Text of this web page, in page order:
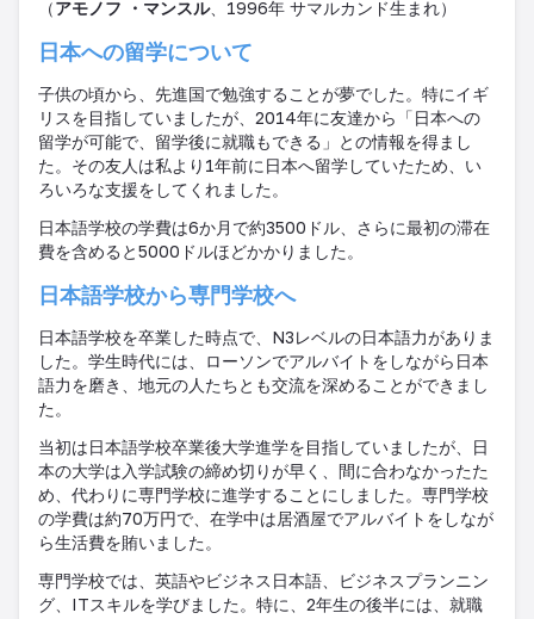
（アモノフ ・マンスル、 1996年 サマルカンド生まれ）
日本への留学について
子供の頃から、先進国で勉強することが夢でした。特にイギ
リスを目指していましたが、 2014年に友達から「日本への
留学が可能で、留学後に就職もできる」との情報を得まし
た。その友人は私より 1年前に日本へ留学していたため、い
ろいろな支援をしてくれました。
日本語学校の学費は6か月で約3500 ドル、さらに最初の滞在
費を含めると5000 ドルほどかかりました。
日本語学校から専門学校へ
日本語学校を卒業した時点で、 N3レベルの日本語力がありま
した。学生時代には、ローソンでアルバイトをしながら日本
語力を磨き、地元の人たちとも交流を深めることができまし
た。
当初は日本語学校卒業後大学進学を目指していましたが、日
本の大学は入学試験の締め切りが早く、間に合わなかったた
め、代わりに専門学校に進学することにしました。専門学校
の学費は約70万円で、在学中は居酒屋でアルバイトをしなが
ら生活費を賄いました。
専門学校では、英語やビジネス日本語、ビジネスプランニン
グ、 ITスキルを学びました。特に、 2年生の後半には、就職